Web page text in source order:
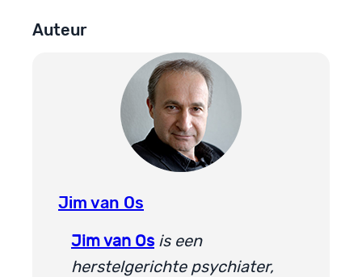
Auteur
Jim van Os
Jim van Os is een
herstelgerichte psychiater,